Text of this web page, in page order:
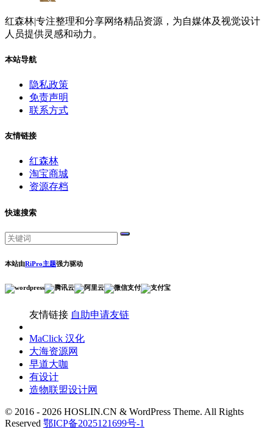
红森林|专注整理和分享网络精品资源，为自媒体及视觉设计
人员提供灵感和动力。
本站导航
隐私政策
免责声明
联系方式
友情链接
红森林
淘宝商城
资源存档
快速搜索
本站由RiPro主题强力驱动
友情链接 自助申请友链
MaClick 汉化
大海资源网
早道大咖
有设计
造物联盟设计网
© 2016 - 2026 HOSLIN.CN & WordPress Theme. All Rights
Reserved 鄂ICP备2025121699号-1